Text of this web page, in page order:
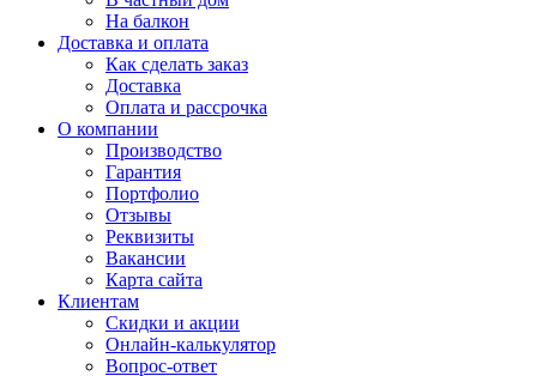
На балкон
Доставка и оплата
Как сделать заказ
Доставка
Оплата и рассрочка
О компании
Производство
Гарантия
Портфолио
Отзывы
Реквизиты
Вакансии
Карта сайта
Клиентам
Скидки и акции
Онлайн-калькулятор
Вопрос-ответ